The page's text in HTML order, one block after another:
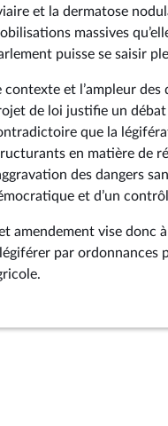
et la dermatose
massives
puisse se saisir
contexte et l’ampleur
de loi justifie un
que la
en matière de
des dangers
et d’un
amendement vise donc
par ordonnances